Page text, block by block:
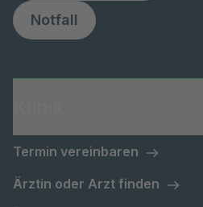
Notfall
Termin vereinbaren
Ärztin oder Arzt finden